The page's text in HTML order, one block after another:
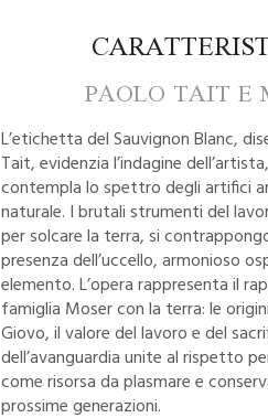
PAOLO TAIT E
L’etichetta del Sauvignon Blanc,
Tait, evidenzia l’indagine
contempla lo spettro degli artifici
naturale. I brutali strumenti del
per solcare la terra, si
presenza dell’uccello, armonioso
elemento. L’opera rappresenta il
famiglia Moser con la terra: le
Giovo, il valore del lavoro e del
dell’avanguardia unite al rispetto
come risorsa da plasmare e
prossime generazioni.